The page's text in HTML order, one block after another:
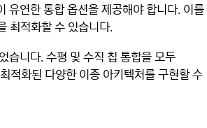
유연한 통합 옵션을 제공해야 합니다. 이를
최적화할 수 있습니다.
습니다. 수평 및 수직 칩 통합을 모두
적화된 다양한 이종 아키텍처를 구현할 수